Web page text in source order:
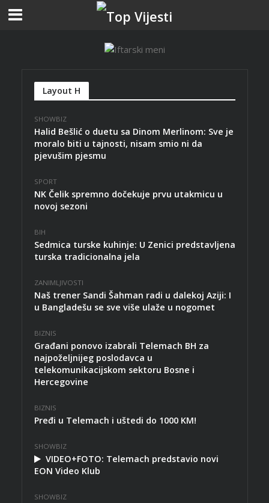
Layout H
SHOWBIZ
Halid Bešlić o duetu sa Dinom Merlinom: Sve je
moralo biti u tajnosti, nisam smio ni da
pjevušim pjesmu
SPORT
NK Čelik spremno dočekuje prvu utakmicu u
novoj sezoni
BIH
Sedmica turske kuhinje: U Zenici predstavljena
turska tradicionalna jela
ZANIMLJIVOSTI
Naš trener Sandi Šahman radi u dalekoj Aziji: I
u Bangladešu se sve više ulaže u nogomet
BIZNIS
Građani ponovo izabrali Telemach BH za
najpoželjnijeg poslodavca u
telekomunikacijskom sektoru Bosne i
Hercegovine
BIZNIS
Pređi u Telemach i uštedi do 1000 KM!
SHOWBIZ
VIDEO+FOTO: Telemach predstavio novi
EON Video Klub
SHOWBIZ